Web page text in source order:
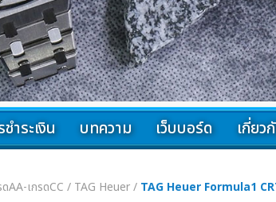
ำระเงิน บทความ เว็บบอร์ด เกี่ยว
AA-เกรดCC / TAG Heuer/ TAG Heuer Formula1